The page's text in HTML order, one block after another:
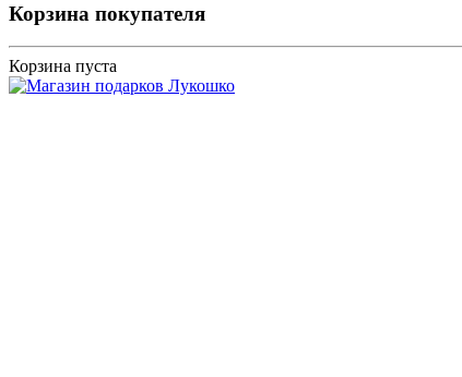
Корзина покупателя
Корзина пуста